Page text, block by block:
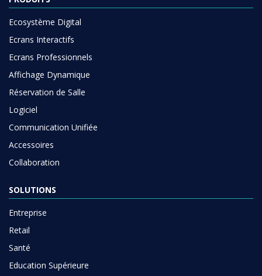
Ecosystème Digital
Ecrans Interactifs
Ecrans Professionnels
Affichage Dynamique
Réservation de Salle
Logiciel
Communication Unifiée
Accessoires
Collaboration
SOLUTIONS
Entreprise
Retail
Santé
Education Supérieure